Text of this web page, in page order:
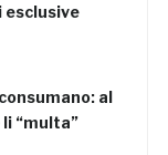
esclusive
al
“multa”